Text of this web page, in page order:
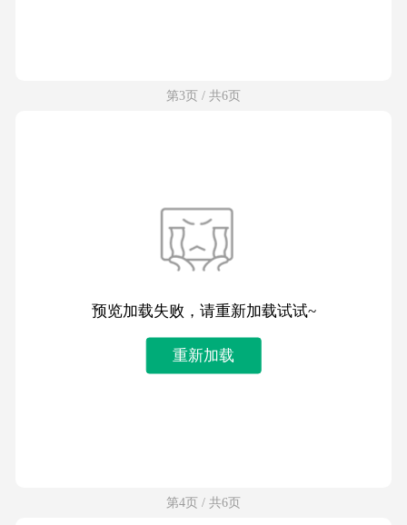
第3页 / 共6页
预览加载失败，请重新加载试试~
重新加载
第4页 / 共6页